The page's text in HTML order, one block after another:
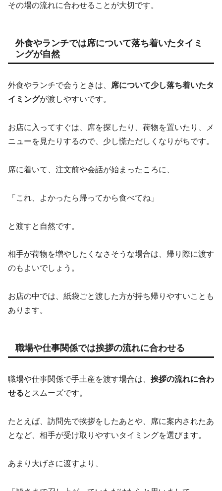
その場の流れに合わせることが大切です。
外食やランチでは席について落ち着いたタイミ
ングが自然
外食やランチで会うときは、 席について少し落ち着いたタ
イミングが渡しやすいです。
お店に入ってすぐは、席を探したり、荷物を置いたり、メ
ニューを見たりするので、少し慌ただしくなりがちです。
席に着いて、注文前や会話が始まったころに、
「これ、よかったら帰ってから食べてね」
と渡すと自然です。
相手が荷物を増やしたくなさそうな場合は、帰り際に渡す
のもよいでしょう。
お店の中では、紙袋ごと渡した方が持ち帰りやすいことも
あります。
職場や仕事関係では挨拶の流れに合わせる
職場や仕事関係で手土産を渡す場合は、 挨拶の流れに合わ
せるとスムーズです。
たとえば、訪問先で挨拶をしたあとや、席に案内されたあ
となど、相手が受け取りやすいタイミングを選びます。
あまり大げさに渡すより、